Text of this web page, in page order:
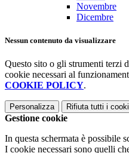
Novembre
Dicembre
Nessun contenuto da visualizzare
Questo sito o gli strumenti terzi
cookie necessari al
COOKIE POLICY.
Personalizza Rifiuta tutti i
Gestione cookie
In questa schermata è possibile
I cookie necessari sono quelli